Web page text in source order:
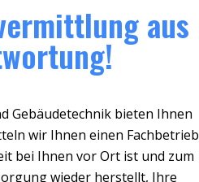
aus
Gebäudetechnik bieten Ihnen
wir Ihnen einen Fachbetrieb
bei Ihnen vor Ort ist und zum
wieder herstellt, Ihre